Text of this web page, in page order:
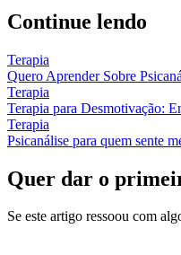
Continue lendo
Terapia
Quero Aprender Sobre
Terapia
Terapia para Desmotivação:
Terapia
Psicanálise para quem sente
Quer dar o
Se este artigo ressoou com